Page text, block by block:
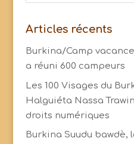
Articles récents
Burkina/Camp
a réuni 600 campeurs
Les 100 Visages du
Halguiéta Nassa
droits numériques
Burkina Suudu